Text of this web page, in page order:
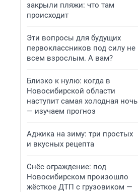
закрыли пляжи: что там
происходит
Эти вопросы для будущих
первоклассников под силу не
всем взрослым. А вам?
Близко к нулю: когда в
Новосибирской области
наступит самая холодная ночь
— изучаем прогноз
Аджика на зиму: три простых
и вкусных рецепта
Снёс ограждение: под
Новосибирском произошло
жёсткое ДТП с грузовиком —